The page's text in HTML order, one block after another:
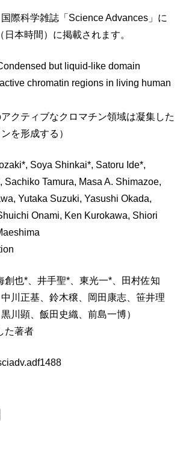
際科学雑誌「Science Advances」に
本時間）に掲載されます。
but liquid-like domain
chromatin regions in living human
アクティブなクロマチン領域は凝集した
を形成する）
Soya Shinkai*, Satoru Ide*,
Sachiko Tamura, Masa A. Shimazoe,
Yutaka Suzuki, Yasushi Okada,
Onami, Ken Kurokawa, Shiori
創也*、井手聖*、東光一*、田村佐知
川正基、鈴木穣、岡田康志、笹井理
川顕、飯田史織、前島一博）
た著者